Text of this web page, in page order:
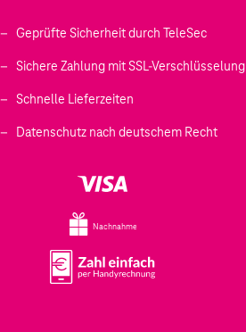
Geprüfte Sicherheit durch TeleSec
Sichere Zahlung mit SSL-Verschlüsselung
Schnelle Lieferzeiten
Datenschutz nach deutschem Recht
Nachnahme